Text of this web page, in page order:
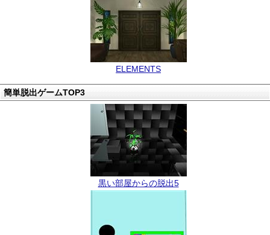
ELEMENTS
簡単脱出ゲームTOP3
黒い部屋からの脱出5